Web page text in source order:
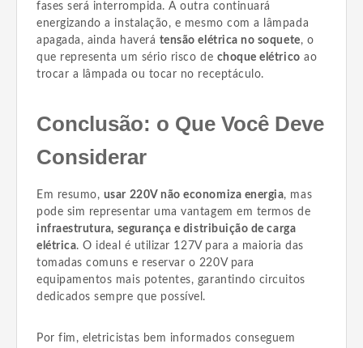
fases será interrompida. A outra continuará
energizando a instalação, e mesmo com a lâmpada
apagada, ainda haverá tensão elétrica no soquete, o
que representa um sério risco de choque elétrico ao
trocar a lâmpada ou tocar no receptáculo.
Conclusão: o Que Você Deve
Considerar
Em resumo, usar 220V não economiza energia, mas
pode sim representar uma vantagem em termos de
infraestrutura, segurança e distribuição de carga
elétrica. O ideal é utilizar 127V para a maioria das
tomadas comuns e reservar o 220V para
equipamentos mais potentes, garantindo circuitos
dedicados sempre que possível.
Por fim, eletricistas bem informados conseguem